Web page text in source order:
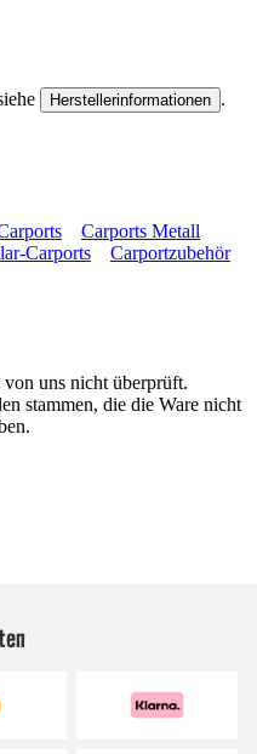
Herstellerinformationen .
Carports Metall
Carports Carportzubehör
uns nicht überprüft.
stammen, die die Ware nicht